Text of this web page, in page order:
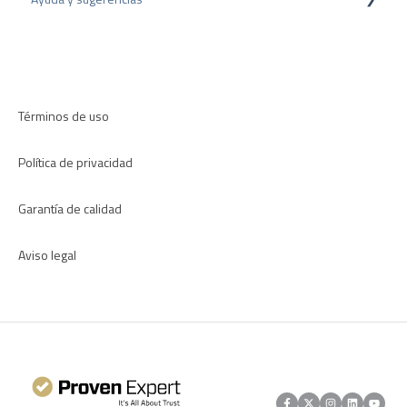
Términos de uso
Política de privacidad
Garantía de calidad
Aviso legal